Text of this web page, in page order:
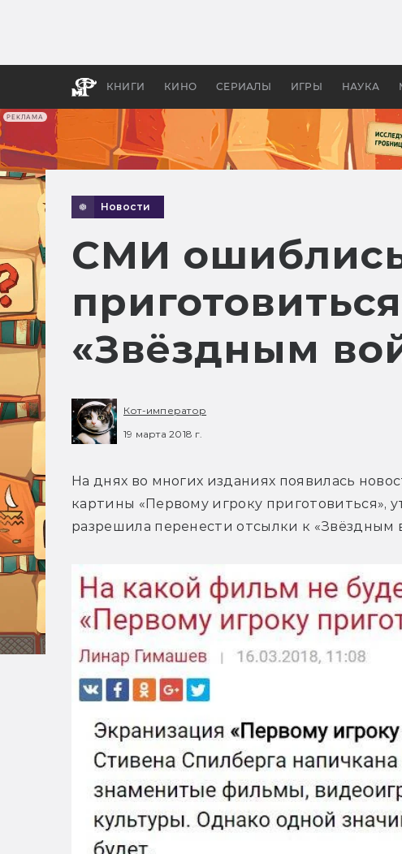
РЕКЛАМА
КНИГИ КИНО СЕРИАЛЫ ИГРЫ НАУКА
Новости
СМИ
«Звёздным
Кот-император
19 марта 2018 г.
На днях во многих изданиях появилась
картины «Первому игроку приготовиться»,
разрешила перенести отсылки к «Звёздным